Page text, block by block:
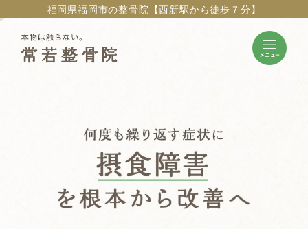
福岡県福岡市の整骨院【西新駅から徒歩７分】